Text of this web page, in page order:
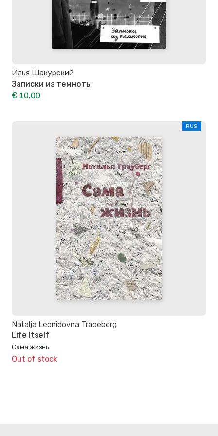
Илья Шакурский
Записки из темноты
€ 10.00
RUS
Natalja Leonidovna Traoeberg
Life Itself
Сама жизнь
Out of stock